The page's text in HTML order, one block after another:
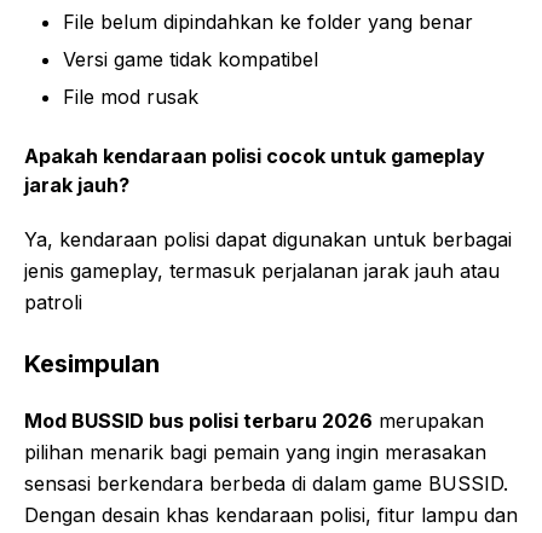
File belum dipindahkan ke folder yang benar
Versi game tidak kompatibel
File mod rusak
Apakah kendaraan polisi cocok untuk gameplay
jarak jauh?
Ya, kendaraan polisi dapat digunakan untuk berbagai
jenis gameplay, termasuk perjalanan jarak jauh atau
patroli
Kesimpulan
Mod BUSSID bus polisi terbaru 2026 merupakan
pilihan menarik bagi pemain yang ingin merasakan
sensasi berkendara berbeda di dalam game BUSSID.
Dengan desain khas kendaraan polisi, fitur lampu dan